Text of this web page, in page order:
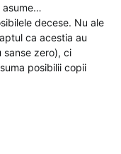
asume…
decese. Nu ale
ca acestia au
sanse zero), ci
posibilii copii